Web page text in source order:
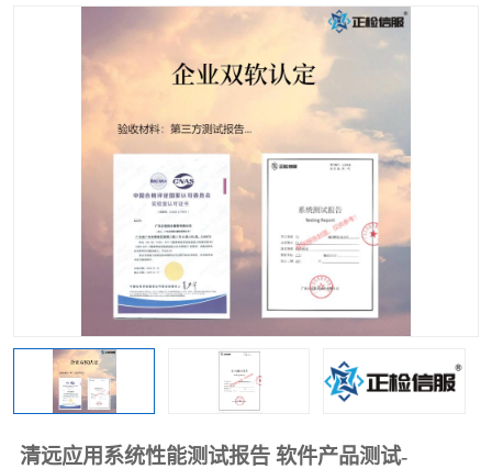
清远应用系统性能测试报告 软件产品测试-